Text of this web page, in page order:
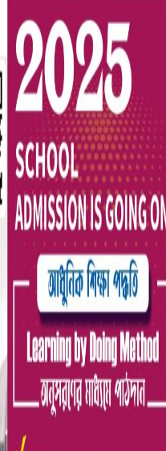
সম্পাদকের পদত্যাগ
ভিডিও পোস্ট শিক্ষকের